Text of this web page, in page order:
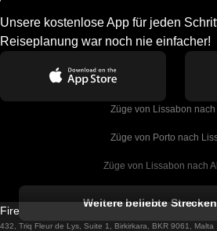
Unsere kostenlose App für jeden
Reiseplanung war noch nie einfacher!
Züge von Lissabon nach
Züge von Porto nach
Züge von Lissabon nach
Züge von Lissabon nach
Weitere beliebte
Firebird GT Limited (OC 1451)
432, Triq Fleur de Lys, Suite 1, Birkirkara, BKR 9061, Malta